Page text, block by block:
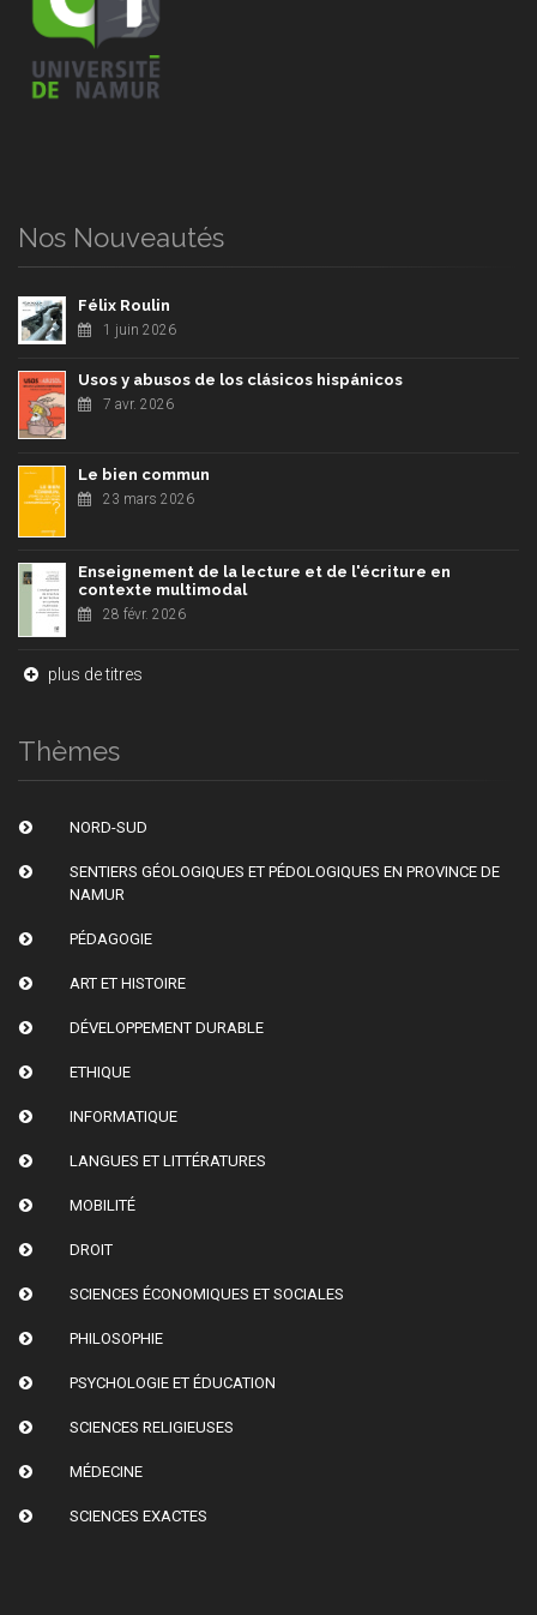
Nos Nouveautés
Félix Roulin
1 juin 2026
Usos y abusos de los clásicos hispánicos
7 avr. 2026
Le bien commun
23 mars 2026
Enseignement de la lecture et de l'écriture en
contexte multimodal
28 févr. 2026
plus de titres
Thèmes
NORD-SUD
SENTIERS GÉOLOGIQUES ET PÉDOLOGIQUES EN PROVINCE DE
NAMUR
PÉDAGOGIE
ART ET HISTOIRE
DÉVELOPPEMENT DURABLE
ETHIQUE
INFORMATIQUE
LANGUES ET LITTÉRATURES
MOBILITÉ
DROIT
SCIENCES ÉCONOMIQUES ET SOCIALES
PHILOSOPHIE
PSYCHOLOGIE ET ÉDUCATION
SCIENCES RELIGIEUSES
MÉDECINE
SCIENCES EXACTES